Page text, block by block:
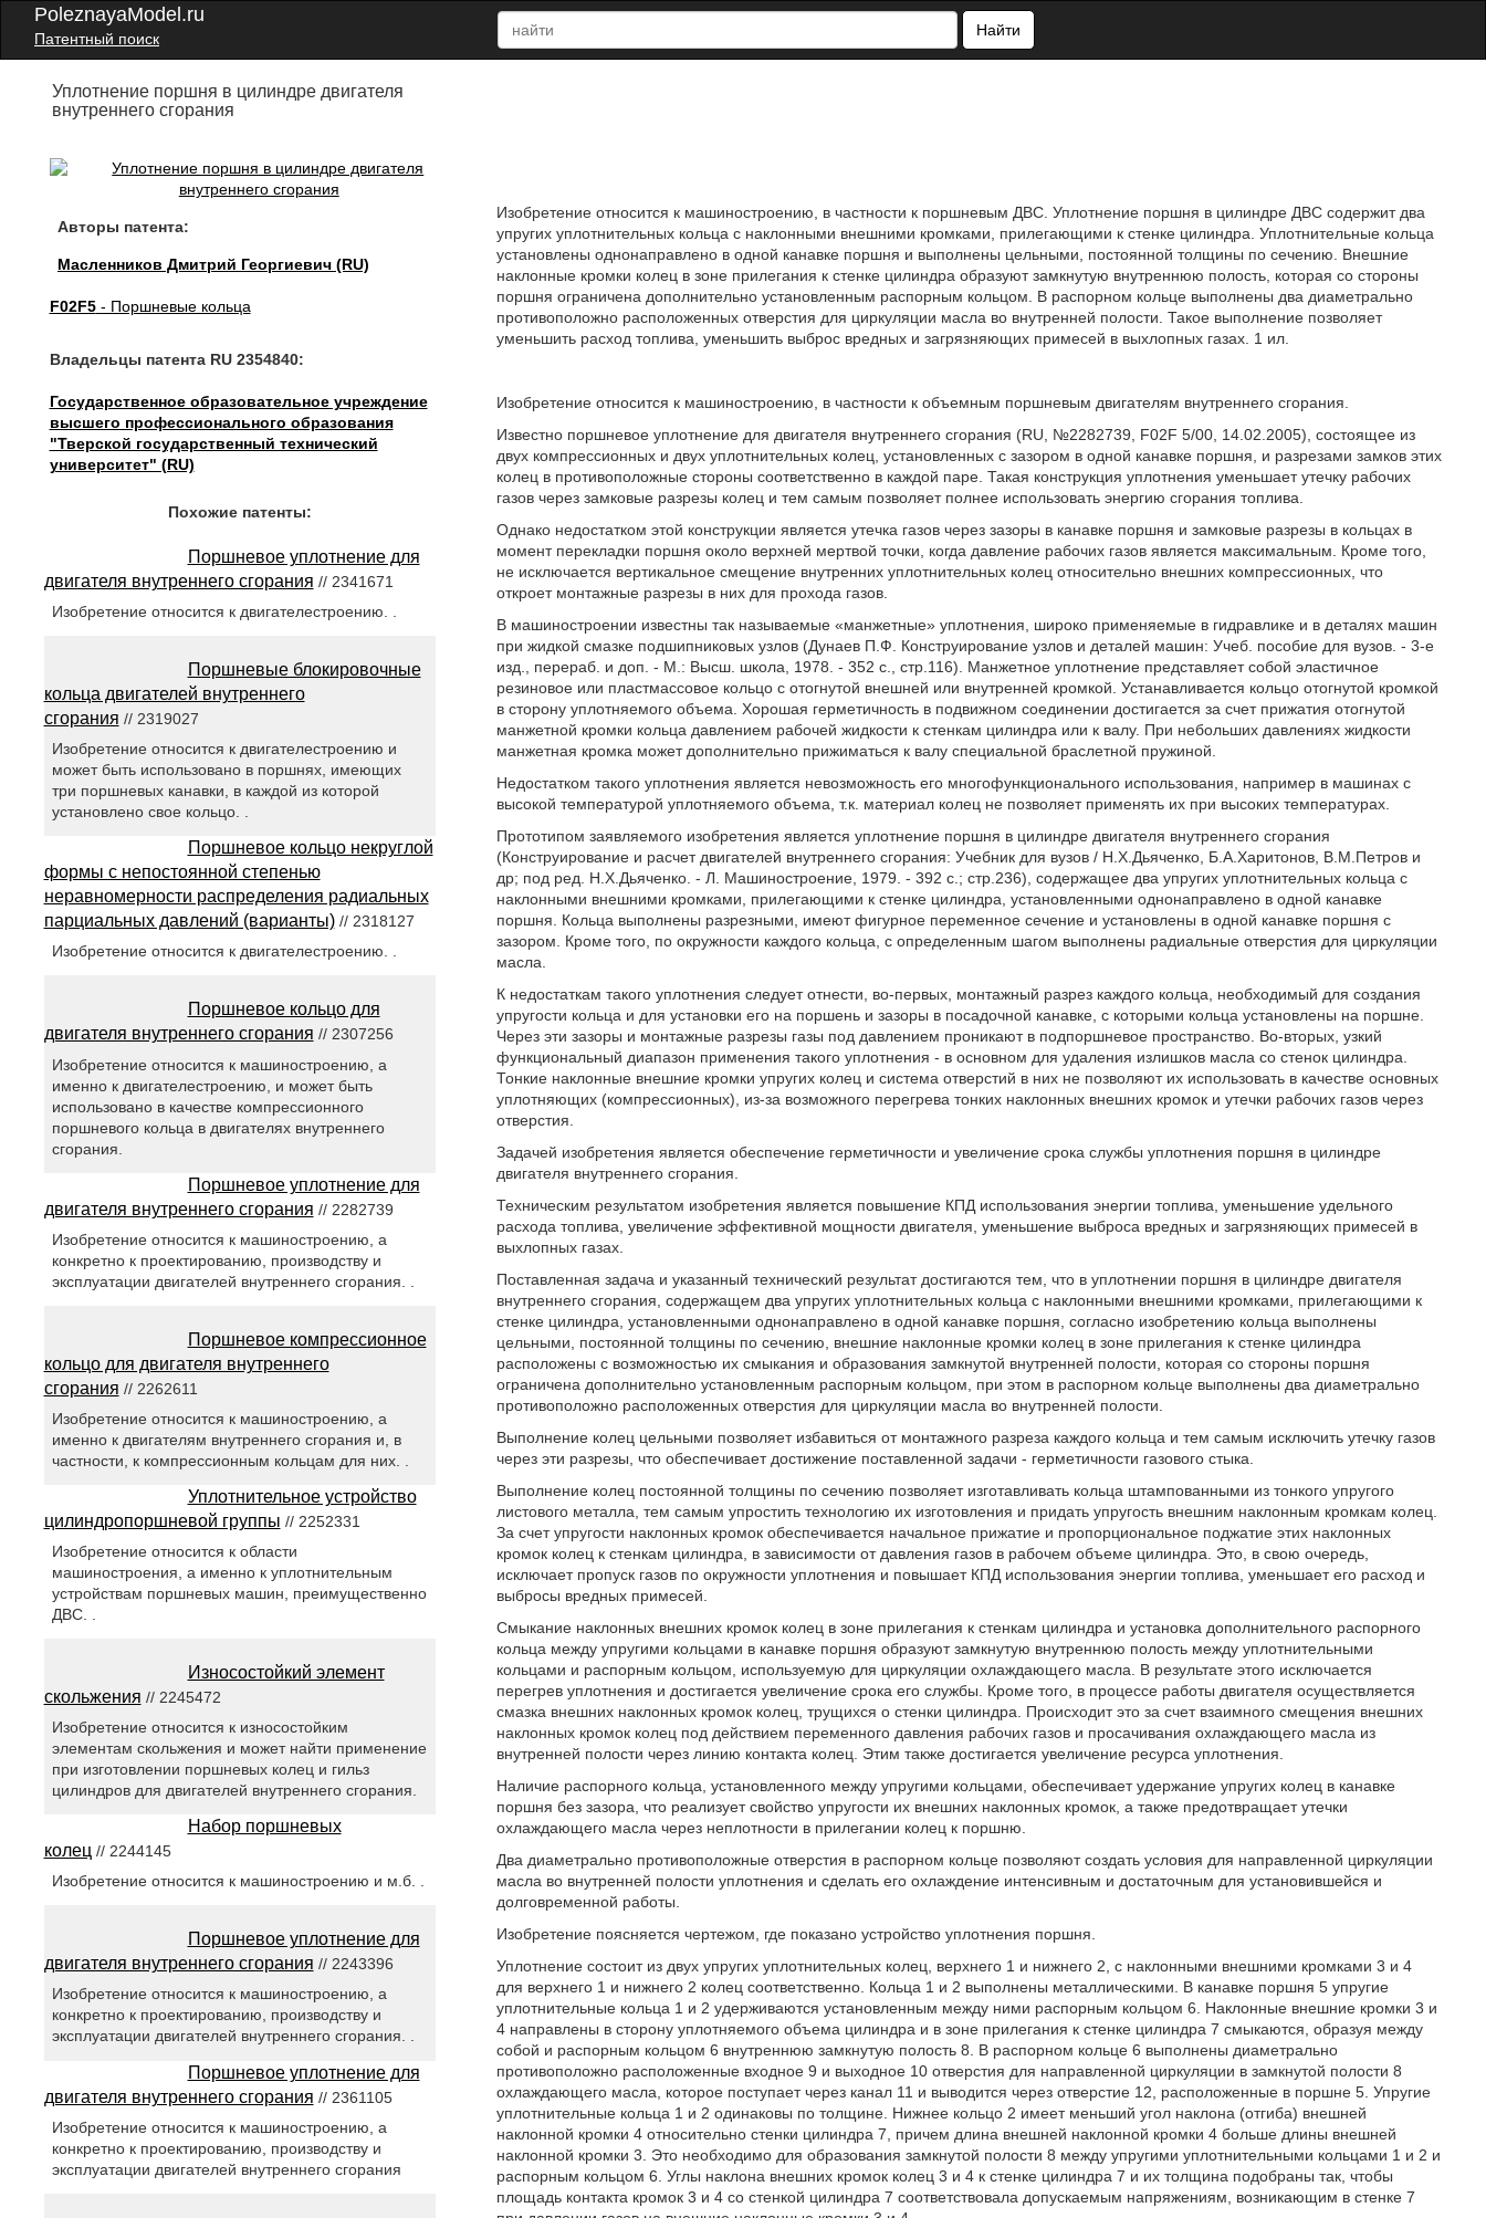
PoleznayaModel.ru
Патентный поиск
Найти
Уплотнение поршня в цилиндре двигателя
внутреннего сгорания
Авторы патента:
Масленников Дмитрий Георгиевич (RU)
F02F5- Поршневые кольца
Владельцы патента RU 2354840:
Государственное образовательное учреждение
высшего профессионального образования
"Тверской государственный технический
университет" (RU)
Изобретение относится к машиностроению, в частности к поршневым ДВС. Уплотнение поршня в цилиндре ДВС содержит два
упругих уплотнительных кольца с наклонными внешними кромками, прилегающими к стенке цилиндра. Уплотнительные кольца
установлены однонаправлено в одной канавке поршня и выполнены цельными, постоянной толщины по сечению. Внешние
наклонные кромки колец в зоне прилегания к стенке цилиндра образуют замкнутую внутреннюю полость, которая со стороны
поршня ограничена дополнительно установленным распорным кольцом. В распорном кольце выполнены два диаметрально
противоположно расположенных отверстия для циркуляции масла во внутренней полости. Такое выполнение позволяет
уменьшить расход топлива, уменьшить выброс вредных и загрязняющих примесей в выхлопных газах. 1 ил.
Изобретение относится к машиностроению, в частности к объемным поршневым двигателям внутреннего сгорания.
Известно поршневое уплотнение для двигателя внутреннего сгорания (RU, №2282739, F02F 5/00, 14.02.2005), состоящее из
двух компрессионных и двух уплотнительных колец, установленных с зазором в одной канавке поршня, и разрезами замков этих
колец в противоположные стороны соответственно в каждой паре. Такая конструкция уплотнения уменьшает утечку рабочих
газов через замковые разрезы колец и тем самым позволяет полнее использовать энергию сгорания топлива.
Однако недостатком этой конструкции является утечка газов через зазоры в канавке поршня и замковые разрезы в кольцах в
момент перекладки поршня около верхней мертвой точки, когда давление рабочих газов является максимальным. Кроме того,
не исключается вертикальное смещение внутренних уплотнительных колец относительно внешних компрессионных, что
откроет монтажные разрезы в них для прохода газов.
В машиностроении известны так называемые «манжетные» уплотнения, широко применяемые в гидравлике и в деталях машин
при жидкой смазке подшипниковых узлов (Дунаев П.Ф. Конструирование узлов и деталей машин: Учеб. пособие для вузов. - 3-е
изд., перераб. и доп. - М.: Высш. школа, 1978. - 352 с., стр.116). Манжетное уплотнение представляет собой эластичное
резиновое или пластмассовое кольцо с отогнутой внешней или внутренней кромкой. Устанавливается кольцо отогнутой кромкой
в сторону уплотняемого объема. Хорошая герметичность в подвижном соединении достигается за счет прижатия отогнутой
манжетной кромки кольца давлением рабочей жидкости к стенкам цилиндра или к валу. При небольших давлениях жидкости
манжетная кромка может дополнительно прижиматься к валу специальной браслетной пружиной.
Недостатком такого уплотнения является невозможность его многофункционального использования, например в машинах с
высокой температурой уплотняемого объема, т.к. материал колец не позволяет применять их при высоких температурах.
Прототипом заявляемого изобретения является уплотнение поршня в цилиндре двигателя внутреннего сгорания
(Конструирование и расчет двигателей внутреннего сгорания: Учебник для вузов / Н.X.Дьяченко, Б.А.Харитонов, В.М.Петров и
др; под ред. Н.X.Дьяченко. - Л. Машиностроение, 1979. - 392 с.; стр.236), содержащее два упругих уплотнительных кольца с
наклонными внешними кромками, прилегающими к стенке цилиндра, установленными однонаправлено в одной канавке
поршня. Кольца выполнены разрезными, имеют фигурное переменное сечение и установлены в одной канавке поршня с
зазором. Кроме того, по окружности каждого кольца, с определенным шагом выполнены радиальные отверстия для циркуляции
масла.
К недостаткам такого уплотнения следует отнести, во-первых, монтажный разрез каждого кольца, необходимый для создания
упругости кольца и для установки его на поршень и зазоры в посадочной канавке, с которыми кольца установлены на поршне.
Через эти зазоры и монтажные разрезы газы под давлением проникают в подпоршневое пространство. Во-вторых, узкий
функциональный диапазон применения такого уплотнения - в основном для удаления излишков масла со стенок цилиндра.
Тонкие наклонные внешние кромки упругих колец и система отверстий в них не позволяют их использовать в качестве основных
уплотняющих (компрессионных), из-за возможного перегрева тонких наклонных внешних кромок и утечки рабочих газов через
отверстия.
Задачей изобретения является обеспечение герметичности и увеличение срока службы уплотнения поршня в цилиндре
двигателя внутреннего сгорания.
Техническим результатом изобретения является повышение КПД использования энергии топлива, уменьшение удельного
расхода топлива, увеличение эффективной мощности двигателя, уменьшение выброса вредных и загрязняющих примесей в
выхлопных газах.
Поставленная задача и указанный технический результат достигаются тем, что в уплотнении поршня в цилиндре двигателя
внутреннего сгорания, содержащем два упругих уплотнительных кольца с наклонными внешними кромками, прилегающими к
стенке цилиндра, установленными однонаправлено в одной канавке поршня, согласно изобретению кольца выполнены
цельными, постоянной толщины по сечению, внешние наклонные кромки колец в зоне прилегания к стенке цилиндра
расположены с возможностью их смыкания и образования замкнутой внутренней полости, которая со стороны поршня
ограничена дополнительно установленным распорным кольцом, при этом в распорном кольце выполнены два диаметрально
противоположно расположенных отверстия для циркуляции масла во внутренней полости.
Выполнение колец цельными позволяет избавиться от монтажного разреза каждого кольца и тем самым исключить утечку газов
через эти разрезы, что обеспечивает достижение поставленной задачи - герметичности газового стыка.
Выполнение колец постоянной толщины по сечению позволяет изготавливать кольца штампованными из тонкого упругого
листового металла, тем самым упростить технологию их изготовления и придать упругость внешним наклонным кромкам колец.
За счет упругости наклонных кромок обеспечивается начальное прижатие и пропорциональное поджатие этих наклонных
кромок колец к стенкам цилиндра, в зависимости от давления газов в рабочем объеме цилиндра. Это, в свою очередь,
исключает пропуск газов по окружности уплотнения и повышает КПД использования энергии топлива, уменьшает его расход и
выбросы вредных примесей.
Смыкание наклонных внешних кромок колец в зоне прилегания к стенкам цилиндра и установка дополнительного распорного
кольца между упругими кольцами в канавке поршня образуют замкнутую внутреннюю полость между уплотнительными
кольцами и распорным кольцом, используемую для циркуляции охлаждающего масла. В результате этого исключается
перегрев уплотнения и достигается увеличение срока его службы. Кроме того, в процессе работы двигателя осуществляется
смазка внешних наклонных кромок колец, трущихся о стенки цилиндра. Происходит это за счет взаимного смещения внешних
наклонных кромок колец под действием переменного давления рабочих газов и просачивания охлаждающего масла из
внутренней полости через линию контакта колец. Этим также достигается увеличение ресурса уплотнения.
Наличие распорного кольца, установленного между упругими кольцами, обеспечивает удержание упругих колец в канавке
поршня без зазора, что реализует свойство упругости их внешних наклонных кромок, а также предотвращает утечки
охлаждающего масла через неплотности в прилегании колец к поршню.
Два диаметрально противоположные отверстия в распорном кольце позволяют создать условия для направленной циркуляции
масла во внутренней полости уплотнения и сделать его охлаждение интенсивным и достаточным для установившейся и
долговременной работы.
Изобретение поясняется чертежом, где показано устройство уплотнения поршня.
Уплотнение состоит из двух упругих уплотнительных колец, верхнего 1 и нижнего 2, с наклонными внешними кромками 3 и 4
для верхнего 1 и нижнего 2 колец соответственно. Кольца 1 и 2 выполнены металлическими. В канавке поршня 5 упругие
уплотнительные кольца 1 и 2 удерживаются установленным между ними распорным кольцом 6. Наклонные внешние кромки 3 и
4 направлены в сторону уплотняемого объема цилиндра и в зоне прилегания к стенке цилиндра 7 смыкаются, образуя между
собой и распорным кольцом 6 внутреннюю замкнутую полость 8. В распорном кольце 6 выполнены диаметрально
противоположно расположенные входное 9 и выходное 10 отверстия для направленной циркуляции в замкнутой полости 8
охлаждающего масла, которое поступает через канал 11 и выводится через отверстие 12, расположенные в поршне 5. Упругие
уплотнительные кольца 1 и 2 одинаковы по толщине. Нижнее кольцо 2 имеет меньший угол наклона (отгиба) внешней
наклонной кромки 4 относительно стенки цилиндра 7, причем длина внешней наклонной кромки 4 больше длины внешней
наклонной кромки 3. Это необходимо для образования замкнутой полости 8 между упругими уплотнительными кольцами 1 и 2 и
распорным кольцом 6. Углы наклона внешних кромок колец 3 и 4 к стенке цилиндра 7 и их толщина подобраны так, чтобы
площадь контакта кромок 3 и 4 со стенкой цилиндра 7 соответствовала допускаемым напряжениям, возникающим в стенке 7
Похожие патенты:
Поршневое уплотнение для
двигателя внутреннего сгорания // 2341671
Изобретение относится к двигателестроению. .
Поршневые блокировочные
кольца двигателей внутреннего
сгорания // 2319027
Изобретение относится к двигателестроению и
может быть использовано в поршнях, имеющих
три поршневых канавки, в каждой из которой
установлено свое кольцо. .
Поршневое кольцо некруглой
формы с непостоянной степенью
неравномерности распределения радиальных
парциальных давлений (варианты)// 2318127
Изобретение относится к двигателестроению. .
Поршневое кольцо для
двигателя внутреннего сгорания // 2307256
Изобретение относится к машиностроению, а
именно к двигателестроению, и может быть
использовано в качестве компрессионного
поршневого кольца в двигателях внутреннего
сгорания.
Поршневое уплотнение для
двигателя внутреннего сгорания // 2282739
Изобретение относится к машиностроению, а
конкретно к проектированию, производству и
эксплуатации двигателей внутреннего сгорания. .
Поршневое компрессионное
кольцо для двигателя внутреннего
сгорания // 2262611
Изобретение относится к машиностроению, а
именно к двигателям внутреннего сгорания и, в
частности, к компрессионным кольцам для них. .
Уплотнительное устройство
цилиндропоршневой группы // 2252331
Изобретение относится к области
машиностроения, а именно к уплотнительным
устройствам поршневых машин, преимущественно
ДВС. .
Износостойкий элемент
скольжения // 2245472
Изобретение относится к износостойким
элементам скольжения и может найти применение
при изготовлении поршневых колец и гильз
цилиндров для двигателей внутреннего сгорания.
Набор поршневых
колец// 2244145
Изобретение относится к машиностроению и м.б. .
Поршневое уплотнение для
двигателя внутреннего сгорания // 2243396
Изобретение относится к машиностроению, а
конкретно к проектированию, производству и
эксплуатации двигателей внутреннего сгорания. .
Поршневое уплотнение для
двигателя внутреннего сгорания // 2361105
Изобретение относится к машиностроению, а
конкретно к проектированию, производству и
эксплуатации двигателей внутреннего сгорания